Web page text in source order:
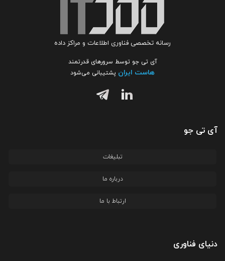
رسانه تخصصی فناوری اطلاعات و مراکز داده
آی تی جو توسط سرورهای قدرتمند
هاست ایران پشتیبانی می‌شود
آی تی جو
تبلیغات
درباره ما
ارتباط با ما
دنیای فناوری